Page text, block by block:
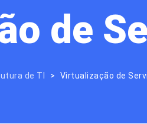
de
de TI Virtualização de